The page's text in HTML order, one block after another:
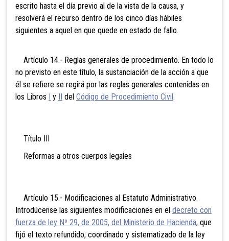
escrito hasta el día previo al de la vista de la causa, y
resolverá el recurso dentro de los cinco días hábiles
siguientes a aquel en que quede en estado de fallo.
Artículo 14.- Reglas generales de procedimiento. En todo lo
no previsto en este título, la sustanciación de la acción a que
él se refiere se regirá por las reglas generales contenidas en
los Libros I y II del Código de Procedimiento Civil.
Título III
Reformas a otros cuerpos legales
Artículo 15.- Modificaciones al Estatuto Administrativo.
Introdúcense las siguientes modificaciones en el decreto con
fuerza de ley Nº 29, de 2005, del Ministerio de Hacienda, que
fijó el texto refundido, coordinado y sistematizado de la ley